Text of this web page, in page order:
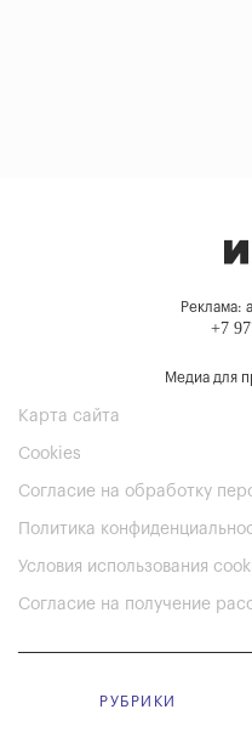
Реклама:
+7
Медиа для
Карта сайта
Cookies
Согласие на обработку
Политика
Условия использования
Согласие на получение
РУБРИКИ